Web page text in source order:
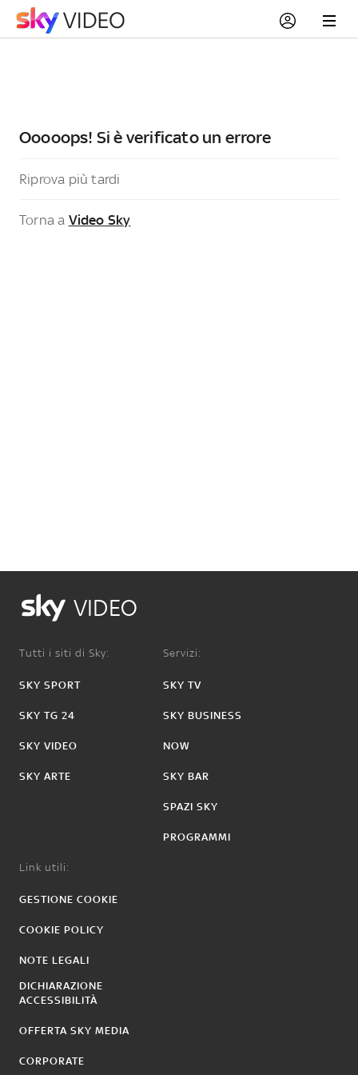
Ooooops! Si è verificato un errore
Riprova più tardi
Torna a Video Sky
VIDEO
Tutti i siti di Sky:
SKY SPORT
SKY TG 24
SKY VIDEO
SKY ARTE
Servizi:
SKY TV
SKY BUSINESS
NOW
SKY BAR
SPAZI SKY
PROGRAMMI
Link utili:
GESTIONE COOKIE
COOKIE POLICY
NOTE LEGALI
DICHIARAZIONE
ACCESSIBILITÀ
OFFERTA SKY MEDIA
CORPORATE